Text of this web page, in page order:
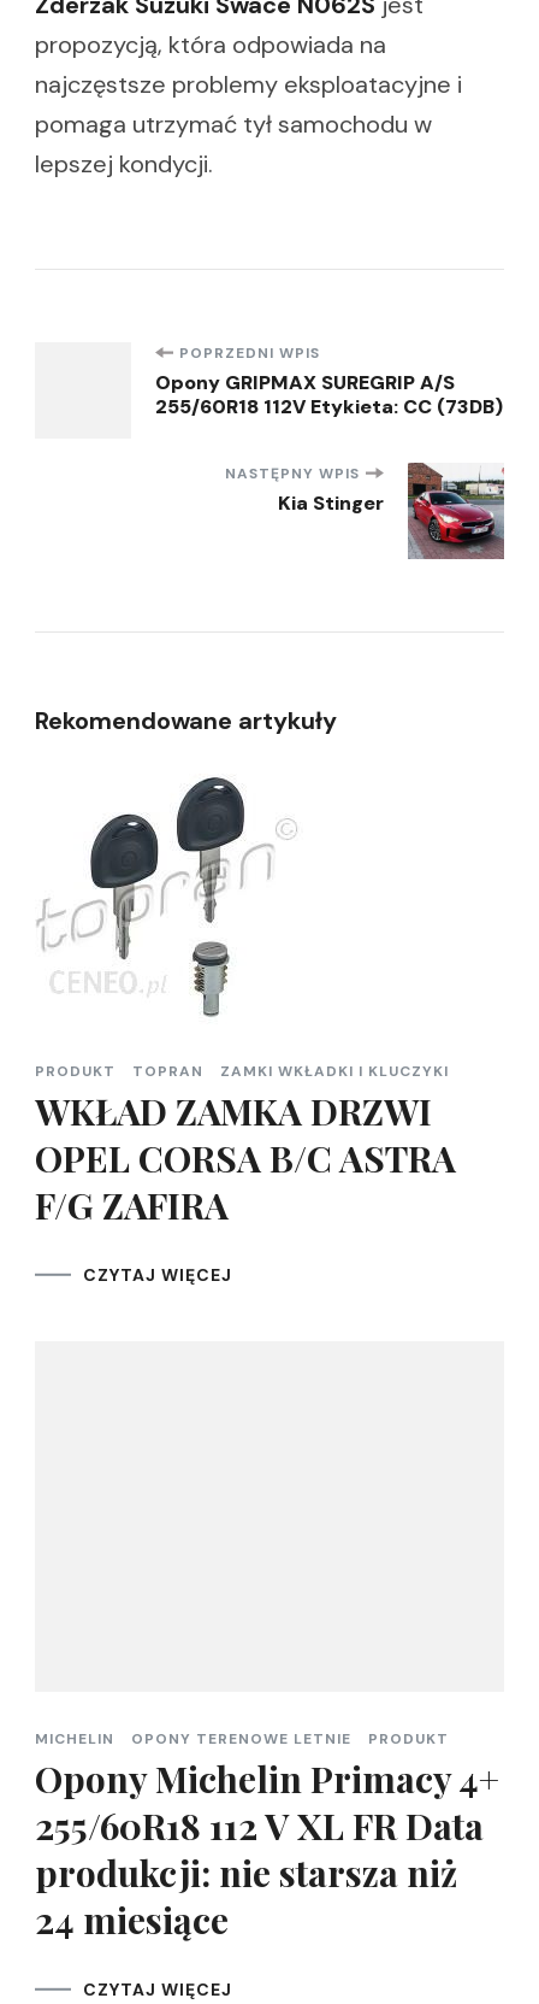
propozycją, która odpowiada na
najczęstsze problemy eksploatacyjne i
pomaga utrzymać tył samochodu w
lepszej kondycji.
Nawigacja
wpisu
POPRZEDNI WPIS
Opony GRIPMAX SUREGRIP A/S
255/60R18 112V Etykieta: CC (73DB)
NASTĘPNY WPIS
Kia Stinger
Rekomendowane artykuły
PRODUKT TOPRAN ZAMKI WKŁADKI I KLUCZYKI
WKŁAD ZAMKA DRZWI
OPEL CORSA B/C ASTRA
F/G ZAFIRA
CZYTAJ WIĘCEJ
MICHELIN OPONY TERENOWE LETNIE PRODUKT
Opony Michelin Primacy 4+
255/60R18 112 V XL FR Data
produkcji: nie starsza niż
24 miesiące
CZYTAJ WIĘCEJ